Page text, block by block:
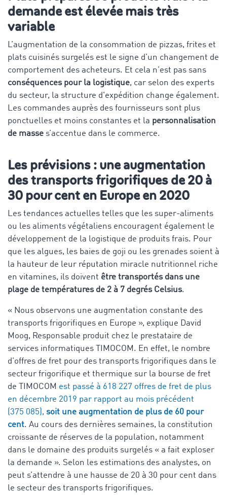
demande est élevée mais très
variable
L’augmentation de la consommation de pizzas, frites et
plats cuisinés surgelés est le signe d’un changement de
comportement des acheteurs. Et cela n’est pas sans
conséquences pour la logistique, car selon des experts
du secteur, la structure d'expédition change également.
Les commandes auprès des fournisseurs sont plus
ponctuelles et moins constantes et la personnalisation
de masse s’accentue dans le commerce.
Les prévisions : une augmentation
des transports frigorifiques de 20 à
30 pour cent en Europe en 2020
Les tendances actuelles telles que les super-aliments
ou les aliments végétaliens encouragent également le
développement de la logistique de produits frais. Pour
que les algues, les baies de goji ou les grenades soient à
la hauteur de leur réputation miracle nutritionnel riche
en vitamines, ils doivent être transportés dans une
plage de températures de 2 à 7 degrés Celsius.
« Nous observons une augmentation constante des
transports frigorifiques en Europe », explique David
Moog, Responsable produit chez le prestataire de
services informatiques TIMOCOM. En effet, le nombre
d’offres de fret pour des transports frigorifiques dans le
secteur frigorifique et thermique sur la bourse de fret
de TIMOCOM est passé à 618 227 offres de fret de plus
en décembre 2019 par rapport au mois précédent
(375 085), soit une augmentation de plus de 60 pour
cent. Au cours des dernières semaines, la constitution
croissante de réserves de la population, notamment
dans le domaine des produits surgelés « a fait exploser
la demande ». Selon les estimations des analystes, on
peut s’attendre à une hausse de 20 à 30 pour cent dans
le secteur des transports frigorifiques.